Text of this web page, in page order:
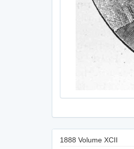
1888 Volume XCII